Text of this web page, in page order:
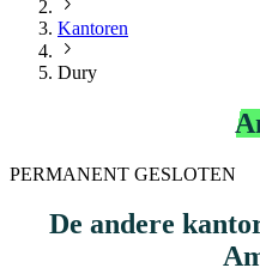
Kantoren
Dury
PERMANENT GESLOTEN
De andere